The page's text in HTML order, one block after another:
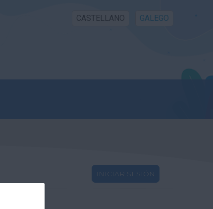
CASTELLANO GALEGO
INICIAR SESIÓN